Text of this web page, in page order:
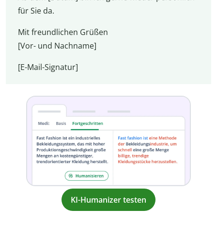
für Sie da.
Mit freundlichen Grüßen
[Vor- und Nachname]
[E-Mail-Signatur]
KI-Humanizer testen